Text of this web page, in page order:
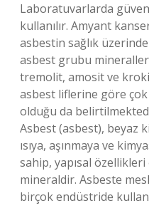
Laboratuvarlarda
kullanılır. Amyant
asbestin sağlık
asbest grubu
tremolit, amosit ve
asbest liflerine göre
olduğu da
Asbest (asbest), beyaz
ısıya, aşınmaya ve
sahip, yapısal
mineraldir. Asbeste
birçok endüstride